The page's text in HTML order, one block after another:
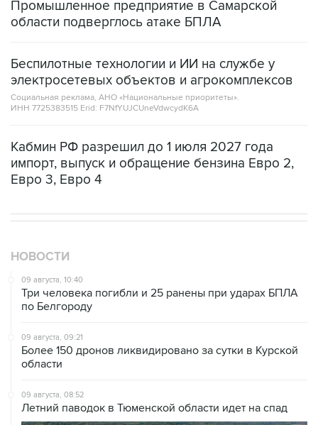
Промышленное предприятие в Самарской
области подверглось атаке БПЛА
Беспилотные технологии и ИИ на службе у
электросетевых объектов и агрокомплексов
Социальная реклама, АНО «Национальные приоритеты».
ИНН 7725383515 Erid: F7NfYUJCUneVdwcydK6A
Кабмин РФ разрешил до 1 июля 2027 года
импорт, выпуск и обращение бензина Евро 2,
Евро 3, Евро 4
НОВОСТИ
09 августа, 10:40
Три человека погибли и 25 ранены при ударах БПЛА
по Белгороду
09 августа, 09:21
Более 150 дронов ликвидировано за сутки в Курской
области
09 августа, 08:52
Летний паводок в Тюменской области идет на спад